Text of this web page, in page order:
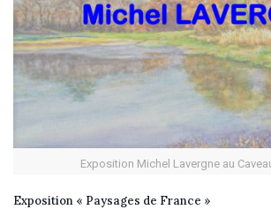
Exposition Michel Lavergne au
Exposition « Paysages de France »